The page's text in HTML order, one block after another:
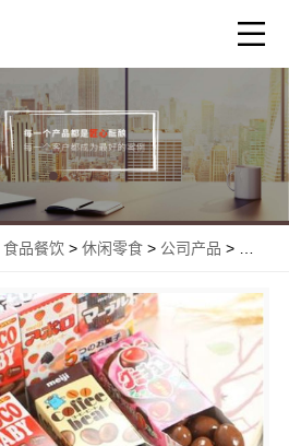
食品餐饮 > 休闲零食> 公司产品 >